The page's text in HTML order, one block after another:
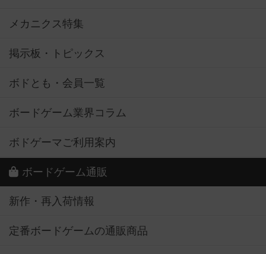
メカニクス特集
掲示板・トピックス
ボドとも・会員一覧
ボードゲーム業界コラム
ボドゲーマご利用案内
ボードゲーム通販
新作・再入荷情報
定番ボードゲームの通販商品